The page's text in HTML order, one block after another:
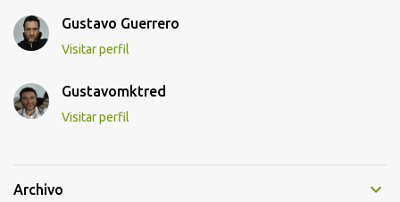
Gustavo Guerrero
Visitar perfil
Gustavomktred
Visitar perfil
Archivo